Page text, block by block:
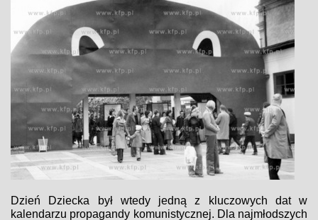
Dzień Dziecka był wtedy jedną z kluczowych dat w
kalendarzu propagandy komunistycznej. Dla najmłodszych